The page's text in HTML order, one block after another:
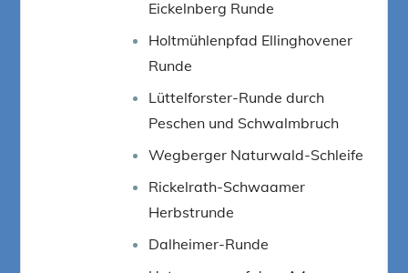
Eickelnberg Runde
Holtmühlenpfad Ellinghovener
Runde
Lüttelforster-Runde durch
Peschen und Schwalmbruch
Wegberger Naturwald-Schleife
Rickelrath-Schwaamer
Herbstrunde
Dalheimer-Runde